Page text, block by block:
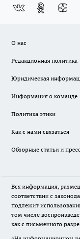
О нас
Редакционная политика
Юридическая
Информация о команде
Политика этики
Как с нами связаться
Обзорные статьи и
Вся информация,
соответствии с
подлежит
том числе
как с письменного